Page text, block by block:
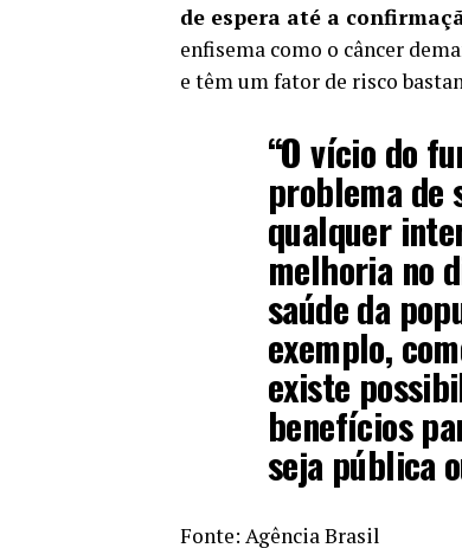
de espera até a
enfisema como o câncer
e têm um fator de risco
“O vício do
problema de
qualquer
melhoria no
saúde da
exemplo,
existe
benefícios
seja pública
Fonte: Agência Brasil